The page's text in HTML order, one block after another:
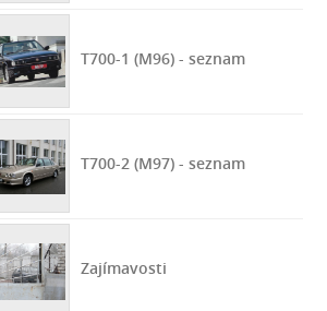
T700-1 (M96) - seznam
T700-2 (M97) - seznam
Zajímavosti